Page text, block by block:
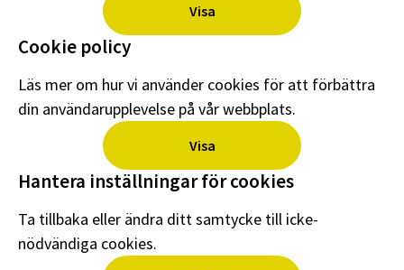
Visa
Cookie policy
Läs mer om hur vi använder cookies för att förbättra
din användarupplevelse på vår webbplats.
Visa
Hantera inställningar för cookies
Ta tillbaka eller ändra ditt samtycke till icke-
nödvändiga cookies.